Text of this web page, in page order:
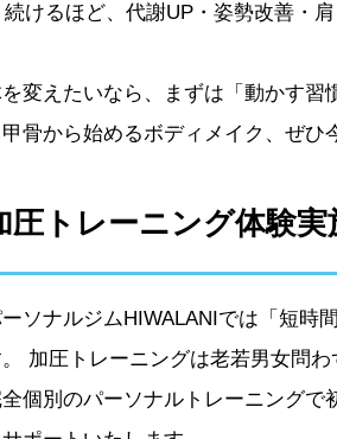
けるほど、代謝UP・姿勢改善・
変えたいなら、まずは「動かす習
骨から始めるボディメイク、ぜひ
圧トレーニング体験実
ソナルジムHIWALANIでは「短時
加圧トレーニングは老若男女問
個別のパーソナルトレーニングで